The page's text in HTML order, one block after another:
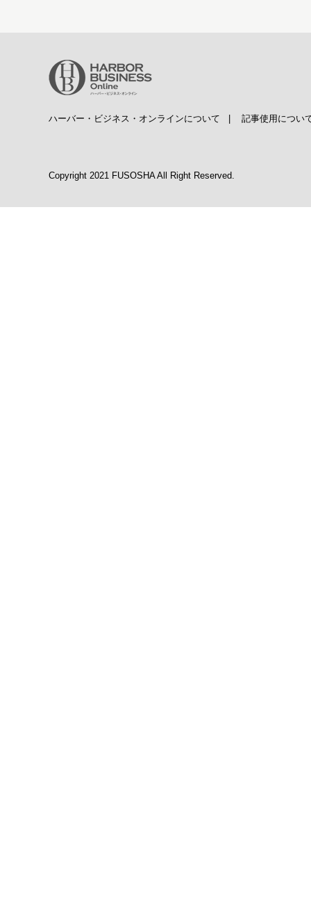
ハーバー・ビジネス・オンラインについて 記事使用につい
Copyright 2021 FUSOSHA All Right Reserved.